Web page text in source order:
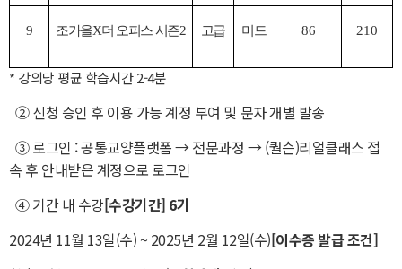
9 조가을X더 오피스 시즌2 고급 미드 86 210
* 강의당 평균 학습시간 2-4분
② 신청 승인 후 이용 가능 계정 부여 및 문자 개별 발송
③ 로그인 : 공통교양플랫폼 → 전문과정→ (퀄슨)리얼클래스 접
속 후 안내받은 계정으로 로그인
④ 기간 내 수강[수강기간] 6기
2024년 11월 13일(수) ~ 2025년 2월 12일(수)[이수증 발급 조건]